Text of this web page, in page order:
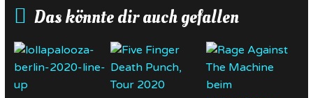
Das könnte dir auch gefallen